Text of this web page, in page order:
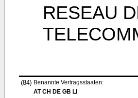
RESEAU
(84) Benannte Vertragsstaaten:
AT CH DE GB LI